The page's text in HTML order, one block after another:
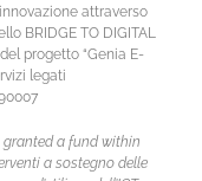
attraverso
BRIDGE TO DIGITAL
progetto “Genia E-
legati
granted a fund within
a sostegno delle